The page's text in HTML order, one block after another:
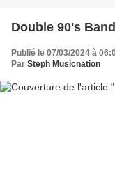
Double 90's
Publié le 07/03/2024 à
Par Steph Musicnation